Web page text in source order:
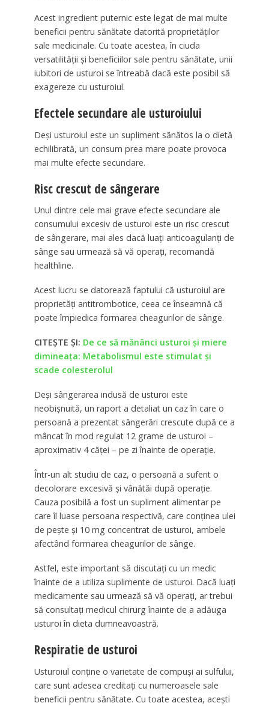
Acest ingredient puternic este legat de mai multe
beneficii pentru sănătate datorită proprietăților
sale medicinale. Cu toate acestea, în ciuda
versatilității și beneficiilor sale pentru sănătate, unii
iubitori de usturoi se întreabă dacă este posibil să
exagereze cu usturoiul.
Efectele secundare ale usturoiului
Deși usturoiul este un supliment sănătos la o dietă
echilibrată, un consum prea mare poate provoca
mai multe efecte secundare.
Risc crescut de sângerare
Unul dintre cele mai grave efecte secundare ale
consumului excesiv de usturoi este un risc crescut
de sângerare, mai ales dacă luați anticoagulanți de
sânge sau urmează să vă operați, recomandă
healthline.
Acest lucru se datorează faptului că usturoiul are
proprietăți antitrombotice, ceea ce înseamnă că
poate împiedica formarea cheagurilor de sânge.
CITEȘTE ȘI: De ce să mănânci usturoi și miere
dimineața: Metabolismul este stimulat și
scade colesterolul
Deși sângerarea indusă de usturoi este
neobișnuită, un raport a detaliat un caz în care o
persoană a prezentat sângerări crescute după ce a
mâncat în mod regulat 12 grame de usturoi –
aproximativ 4 căței – pe zi înainte de operație.
Într-un alt studiu de caz, o persoană a suferit o
decolorare excesivă și vânătăi după operație.
Cauza posibilă a fost un supliment alimentar pe
care îl luase persoana respectivă, care conținea ulei
de pește și 10 mg concentrat de usturoi, ambele
afectând formarea cheagurilor de sânge.
Astfel, este important să discutați cu un medic
înainte de a utiliza suplimente de usturoi. Dacă luați
medicamente sau urmează să vă operați, ar trebui
să consultați medicul chirurg înainte de a adăuga
usturoi în dieta dumneavoastră.
Respiratie de usturoi
Usturoiul conține o varietate de compuși ai sulfului,
care sunt adesea creditați cu numeroasele sale
beneficii pentru sănătate. Cu toate acestea, acești